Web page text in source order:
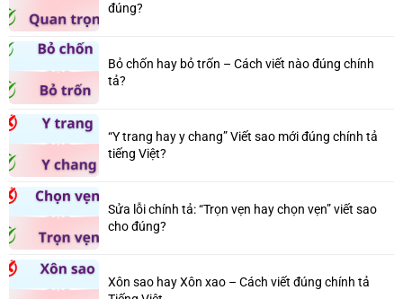
đúng?
Bỏ chốn hay bỏ trốn – Cách viết nào đúng chính
tả?
“Y trang hay y chang” Viết sao mới đúng chính tả
tiếng Việt?
Sửa lỗi chính tả: “Trọn vẹn hay chọn vẹn” viết sao
cho đúng?
Xôn sao hay Xôn xao – Cách viết đúng chính tả